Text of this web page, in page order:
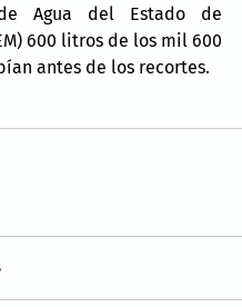
Agua del Estado de
600 litros de los mil 600
antes de los recortes.